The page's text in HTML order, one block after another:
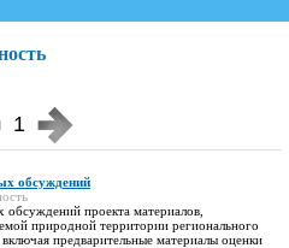
1
обсуждений
проекта материалов,
природной территории регионального
предварительные материалы оценки